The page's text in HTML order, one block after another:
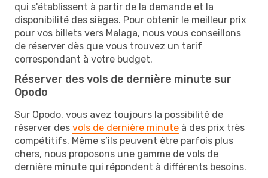
qui s'établissent à partir de la demande et la
disponibilité des sièges. Pour obtenir le meilleur prix
pour vos billets vers Malaga, nous vous conseillons
de réserver dès que vous trouvez un tarif
correspondant à votre budget.
Réserver des vols de dernière minute sur
Opodo
Sur Opodo, vous avez toujours la possibilité de
réserver des vols de dernière minute à des prix très
compétitifs. Même s’ils peuvent être parfois plus
chers, nous proposons une gamme de vols de
dernière minute qui répondent à différents besoins.